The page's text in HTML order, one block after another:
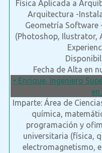
Física Aplicada a
Arquitectura -
Geometría
(Photoshop, Ilustrator,
Fecha de Alta en
• Enrique, Ingeniero
en
Imparte: Área de
química,
programación y
universitaria (física,
electromagnetismo,